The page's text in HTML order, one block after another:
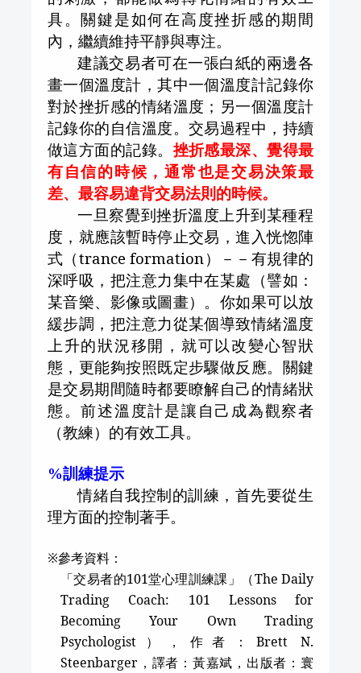
具。關鍵是如何在高度挫折感的期間
內，繼續維持平靜與專注。
建議交易者可在一張白紙的兩邊各
畫一個溫度計，其中一個溫度計記錄你
對於挫折感的情緒溫度；另一個溫度計
記錄你的自信溫度。交易過程中，持續
做這方面的記錄。 挫折感最深、覺得最
有自信的時候，通常也是交易決策最
差、最容易違背交易法則的時候。
一旦察覺到挫折溫度上升到某種程
度，就應該暫時停止交易，進入恍惚陣
式（trance formation）－－有規律的
深呼吸，把注意力集中在某處（譬如：
某音樂、影像或圖畫）。你如果可以放
緩步調，把注意力從某個導致情緒溫度
上升的狀況移開，就可以改變心智狀
態，更能夠按照既定步驟做反應。關鍵
是交易期間隨時都要瞭解自己的情緒狀
態。前述溫度計是讓自己成為觀察者
（教練）的有效工具。
%訓練提示
情緒自我控制的訓練，首先要從生
理方面的控制著手。
※參考資料：
「交易者的101堂心理訓練課」（The Daily
Trading Coach: 101 Lessons for
Becoming Your Own Trading
Psychologist ），作者：Brett N.
Steenbarger ，譯者：黃嘉斌，出版者：寰